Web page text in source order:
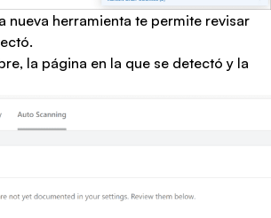
nueva herramienta te permite revisar
la página en la que se detectó y la